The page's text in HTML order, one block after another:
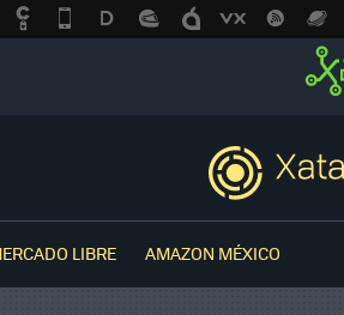
LIBRE AMAZON MÉXICO